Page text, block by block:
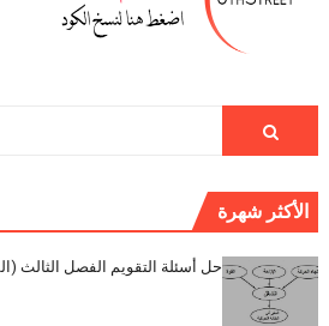
الأكثر شهرة
حل أسئلة التقويم الفصل الثالث